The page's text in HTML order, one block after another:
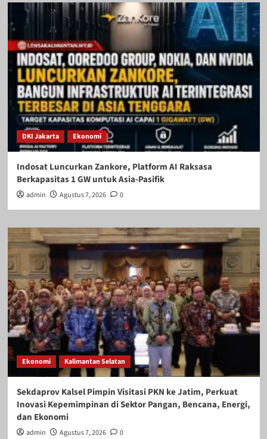
DKI Jakarta Ekonomi
Indosat Luncurkan Zankore, Platform AI Raksasa
Berkapasitas 1 GW untuk Asia-Pasifik
admin Agustus 7, 2026 0
Ekonomi Kalimantan Selatan
Sekdaprov Kalsel Pimpin Visitasi PKN ke Jatim, Perkuat
Inovasi Kepemimpinan di Sektor Pangan, Bencana, Energi,
dan Ekonomi
admin Agustus 7, 2026 0